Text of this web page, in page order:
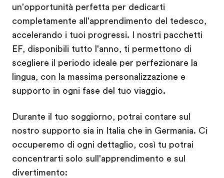
un'opportunità perfetta per dedicarti
completamente all'apprendimento del tedesco,
accelerando i tuoi progressi. I nostri pacchetti
EF, disponibili tutto l'anno, ti permettono di
scegliere il periodo ideale per perfezionare la
lingua, con la massima personalizzazione e
supporto in ogni fase del tuo viaggio.
Durante il tuo soggiorno, potrai contare sul
nostro supporto sia in Italia che in Germania. Ci
occuperemo di ogni dettaglio, così tu potrai
concentrarti solo sull'apprendimento e sul
divertimento: